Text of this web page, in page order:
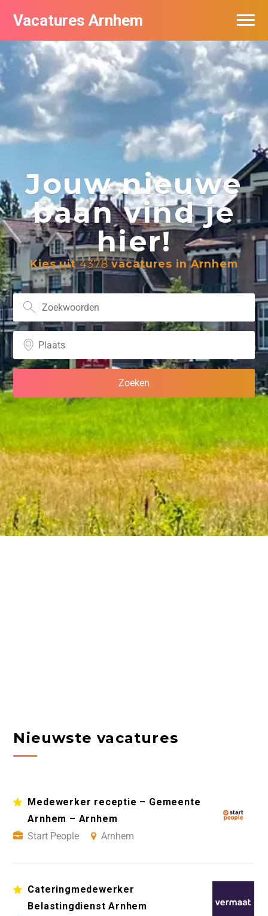
Vacatures Arnhem
Jouw nieuwe
baan vind je
hier!
Kies uit4378vacatures in Arnhem
Nieuwste vacatures
Medewerker receptie – Gemeente
Arnhem – Arnhem
Start People
Arnhem
Cateringmedewerker
Belastingdienst Arnhem
Vacatures per bedrijf in Arnhem
Nieuwsbrief feed